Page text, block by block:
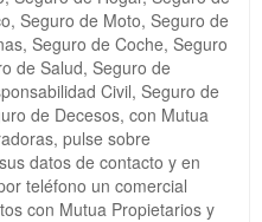
Seguro de Moto, Seguro de
Seguro de Coche, Seguro
de Salud, Seguro de
Civil, Seguro de
de Decesos, con Mutua
pulse sobre
datos de contacto y en
teléfono un comercial
con Mutua Propietarios y